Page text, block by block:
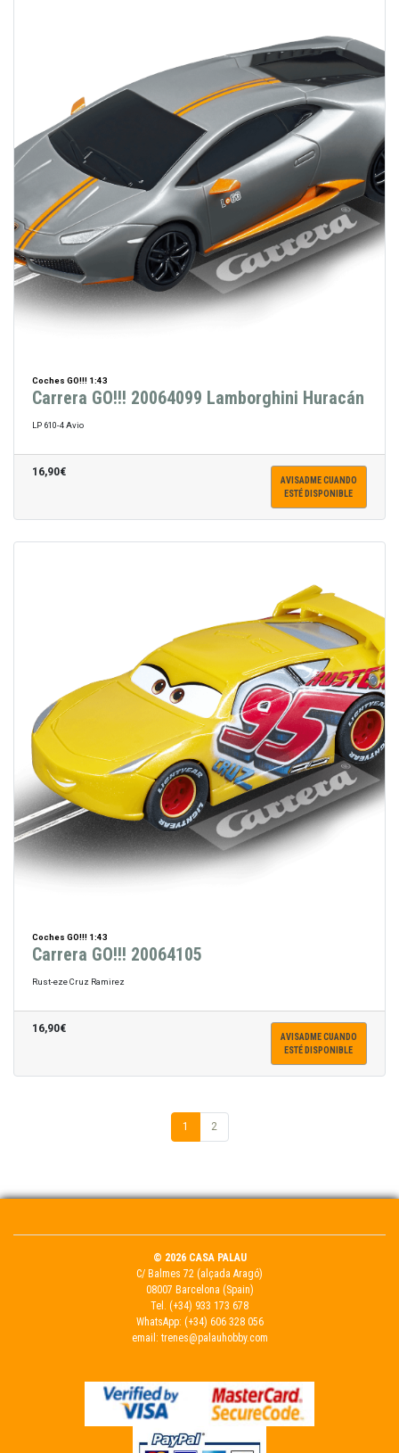
Coches GO!!! 1:43
Carrera GO!!! 20064099 Lamborghini Huracán
LP 610-4 Avio
16,90€
AVISADME CUANDO
ESTÉ DISPONIBLE
Coches GO!!! 1:43
Carrera GO!!! 20064105
Rust-eze Cruz Ramirez
16,90€
AVISADME CUANDO
ESTÉ DISPONIBLE
1 2
© 2026 CASA PALAU
C/ Balmes 72 (alçada Aragó)
08007 Barcelona (Spain)
Tel. (+34) 933 173 678
WhatsApp: (+34) 606 328 056
email: trenes@palauhobby.com